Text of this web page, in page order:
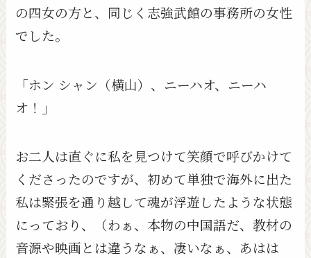
の四女の方と、同じく志強武館の事務所の女性
でした。
「ホン シャン（横山）、ニーハオ、ニーハ
オ！」
お二人は直ぐに私を見つけて笑顔で呼びかけて
くださったのですが、初めて単独で海外に出た
私は緊張を通り越して魂が浮遊したような状態
にっており、（わぁ、本物の中国語だ、教材の
音源や映画とは違うなぁ、凄いなぁ、あはは